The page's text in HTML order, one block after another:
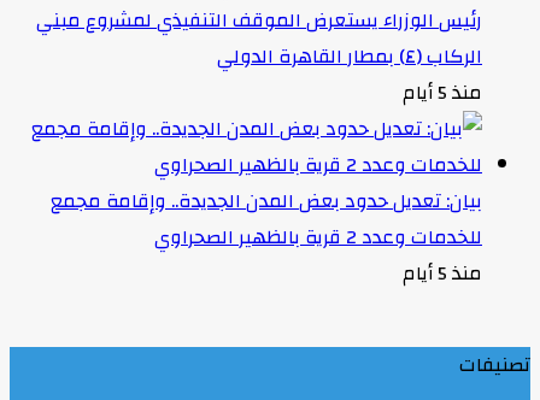
رئيس الوزراء يستعرض الموقف التنفيذي لمشروع مبني
الركاب (٤) بمطار القاهرة الدولي
منذ 5 أيام
بيان: تعديل حدود بعض المدن الجديدة.. وإقامة مجمع
للخدمات وعدد 2 قرية بالظهير الصحراوي
منذ 5 أيام
تصنيفات